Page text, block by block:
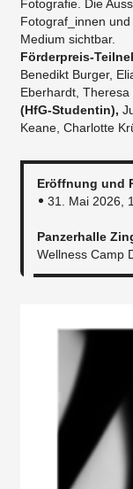
Fotografie. Die
Fotograf_innen
Medium sichtbar.
Förderpreis-
Benedikt Burger,
Eberhardt, Theresa
(HfG-Studentin),
Keane, Charlotte
Eröffnung und
31. Mai 2026,
Panzerhalle
Wellness Camp